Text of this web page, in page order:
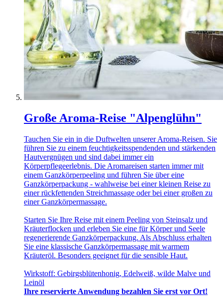
Große Aroma-Reise "Alpenglühn"
Tauchen Sie ein in die Duftwelten unserer Aroma-Reisen. Sie
führen Sie zu einem feuchtigkeitsspendenden und stärkenden
Hautvergnügen und sind dabei immer ein
Körperpflegeerlebnis. Die Aromareisen starten immer mit
einem Ganzkörperpeeling und führen Sie über eine
Ganzkörperpackung - wahlweise bei einer kleinen Reise zu
einer rückfettenden Streichmassage oder bei einer großen zu
einer Ganzkörpermassage.
Starten Sie Ihre Reise mit einem Peeling von Steinsalz und
Kräuterflocken und erleben Sie eine für Körper und Seele
regenerierende Ganzkörperpackung. Als Abschluss erhalten
Sie eine klassische Ganzkörpermassage mit warmem
Kräuteröl. Besonders geeignet für die sensible Haut.
Wirkstoff: Gebirgsblütenhonig, Edelweiß, wilde Malve und
Leinöl
Ihre reservierte Anwendung bezahlen Sie erst vor Ort!